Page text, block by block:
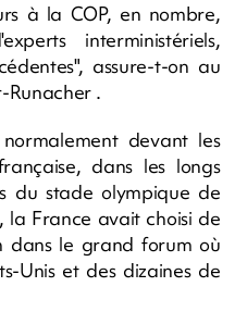
à la COP, en nombre,
interministériels,
assure-t-on au
Runacher .
devant les
dans les longs
du stade olympique de
la France avait choisi de
dans le grand forum où
Unis et des dizaines de